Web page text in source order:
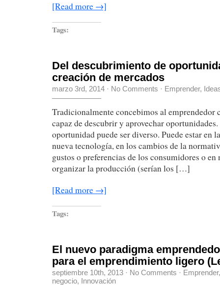
[Read more →]
Tags:
Del descubrimiento de
creación de mercados
marzo 3rd, 2014 · No Comments · Emprender,
Tradicionalmente concebimos al
capaz de descubrir y aprovechar
oportunidad puede ser diverso. Puede estar en
nueva tecnología, en los cambios de la
gustos o preferencias de los consumidores o en
organizar la producción (serían los […]
[Read more →]
Tags:
El nuevo paradigma
para el emprendimiento ligero
septiembre 10th, 2013 · No Comments · Emprender
negocio, Innovación